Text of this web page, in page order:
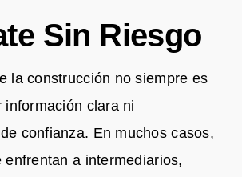
Sin Riesgo
la construcción no siempre es
información clara ni
confianza. En muchos casos,
enfrentan a intermediarios,